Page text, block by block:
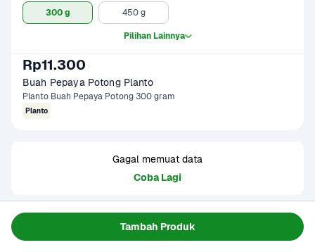
Tambah Produk
300 g 450 g
Pilihan Lainnya
Rp11.300
Buah Pepaya Potong Planto
Planto Buah Pepaya Potong 300 gram
Planto
Gagal memuat data
Coba Lagi
Informasi Produk
Rasa manis dan segar pepaya sekarang bisa dinikmati